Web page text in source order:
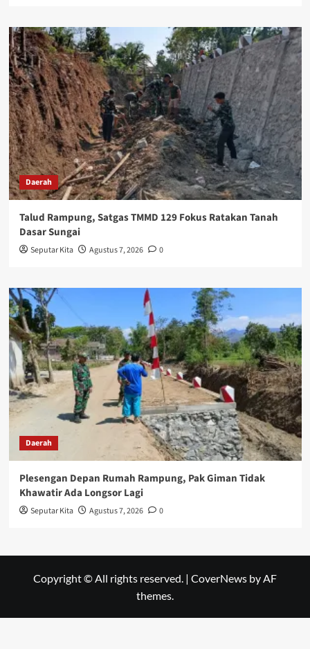
Daerah
Talud Rampung, Satgas TMMD 129 Fokus Ratakan Tanah
Dasar Sungai
Seputar Kita Agustus 7, 2026 0
Daerah
Plesengan Depan Rumah Rampung, Pak Giman Tidak
Khawatir Ada Longsor Lagi
Seputar Kita Agustus 7, 2026 0
Copyright © All rights reserved. | CoverNews by AF
themes.